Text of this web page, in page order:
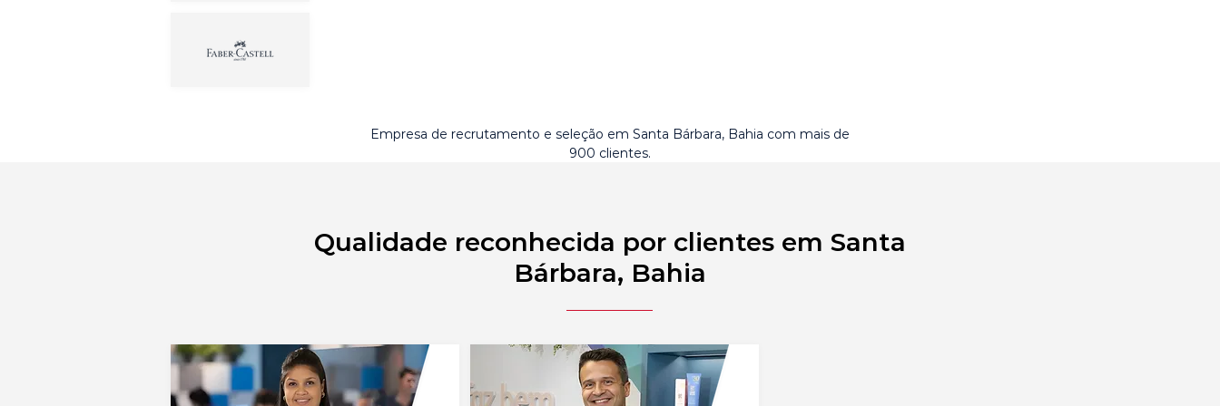
Empresa de recrutamento e seleção em Santa Bárbara, Bahia com mais de
900 clientes.
Qualidade reconhecida por clientes em Santa
Bárbara, Bahia